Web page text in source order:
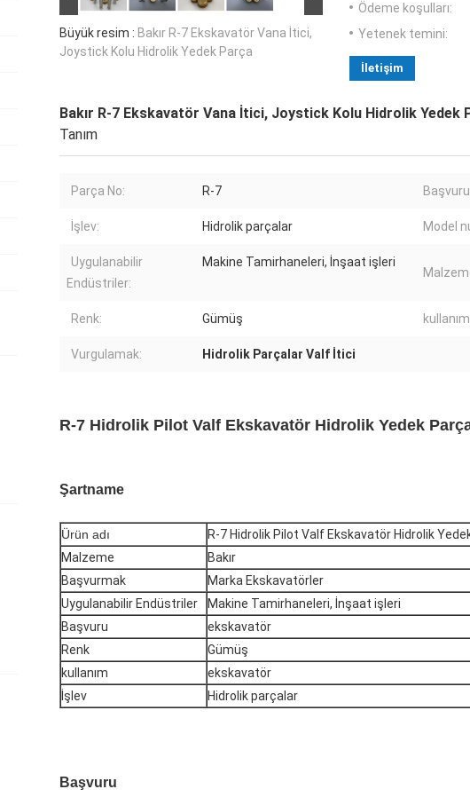
Büyük resim : Bakır R-7 Ekskavatör Vana İtici,
Joystick Kolu Hidrolik Yedek Parça
Ödeme koşulları:
Yetenek temini:
İletişim
Bakır R-7 Ekskavatör Vana İtici, Joystick Kolu Hidrolik Yedek
Tanım
Parça No: R-7
İşlev: Hidrolik parçalar Model
Uygulanabilir
Endüstriler:
Makine Tamirhaneleri, İnşaat işleri
Renk: Gümüş
Vurgulamak: Hidrolik Parçalar Valf İtici
R-7 Hidrolik Pilot Valf Ekskavatör Hidrolik Yedek
Şartname
Ürün adı
R-7 Hidrolik Pilot Valf Ekskavatör Hidrolik
Malzeme
Bakır
Başvurmak
Marka Ekskavatörler
Uygulanabilir Endüstriler
Makine Tamirhaneleri, İnşaat işleri
Başvuru
ekskavatör
Renk
Gümüş
kullanım
ekskavatör
İşlev
Hidrolik parçalar
Başvuru